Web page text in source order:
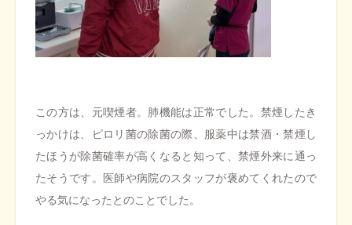
この方は、元喫煙者。肺機能は正常でした。禁煙したき
っかけは、ピロリ菌の除菌の際、服薬中は禁酒・禁煙し
たほうが除菌確率が高くなると知って、禁煙外来に通っ
たそうです。医師や病院のスタッフが褒めてくれたので
やる気になったとのことでした。